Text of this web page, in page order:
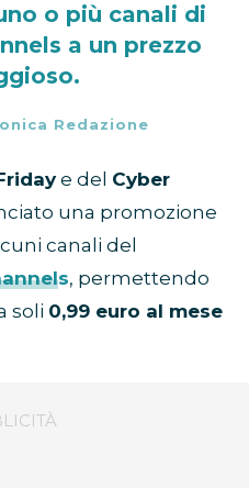
o più canali di
a un prezzo
Redazione
e del Cyber
una promozione
canali del
, permettendo
soli 0,99 euro al mese